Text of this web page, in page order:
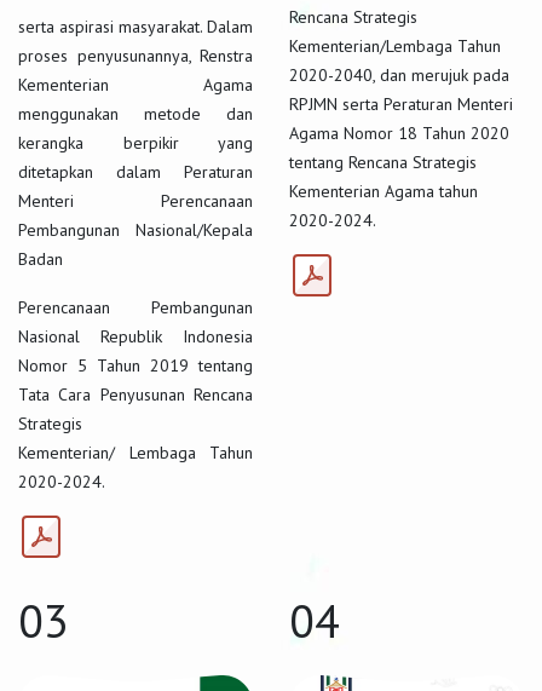
serta aspirasi masyarakat. Dalam
proses penyusunannya, Renstra
Kementerian Agama
menggunakan metode dan
kerangka berpikir yang
ditetapkan dalam Peraturan
Menteri Perencanaan
Pembangunan Nasional/Kepala
Badan
Perencanaan Pembangunan
Nasional Republik Indonesia
Nomor 5 Tahun 2019 tentang
Tata Cara Penyusunan Rencana
Strategis
Kementerian/ Lembaga Tahun
2020-2024.
Rencana Strategis
Kementerian/Lembaga Tahun
2020-2040, dan merujuk pada
RPJMN serta Peraturan Menteri
Agama Nomor 18 Tahun 2020
tentang Rencana Strategis
Kementerian Agama tahun
2020-2024.
03 04